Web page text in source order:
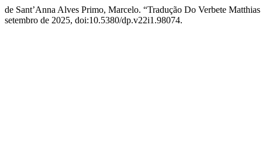
de Sant’Anna Alves Primo, Marcelo. “Tradução Do Verbete
setembro de 2025, doi:10.5380/dp.v22i1.98074.